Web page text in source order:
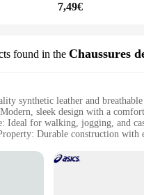
7,49€
found in the Chaussures
synthetic leather and
sleek design with a
Ideal for walking, jogging, and
Durable construction with
Includes removable insoles for